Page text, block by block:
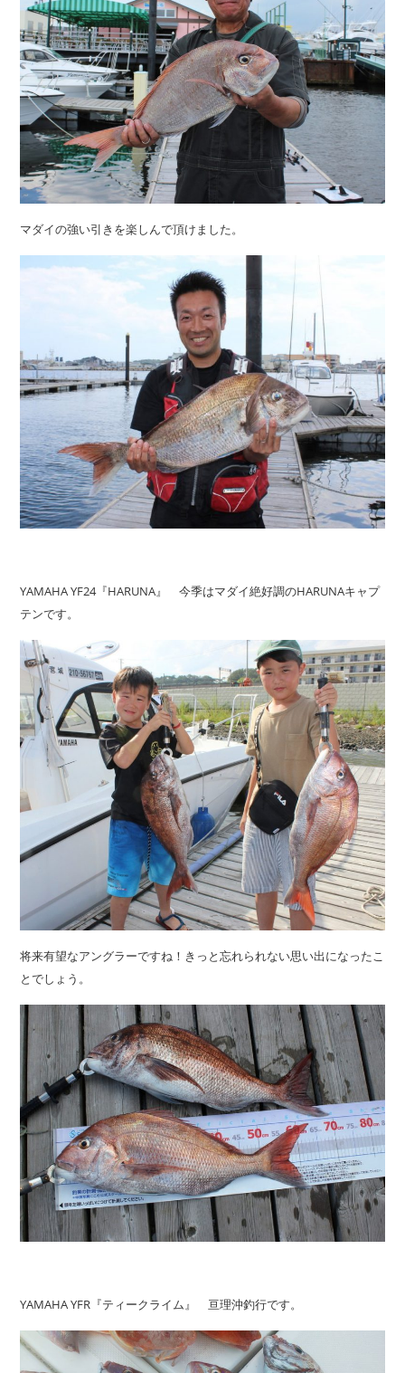
マダイの強い引きを楽しんで頂けました。
YAMAHA YF24『HARUNA』 今季はマダイ絶好調のHARUNAキャプ
テンです。
将来有望なアングラーですね！きっと忘れられない思い出になったこ
とでしょう。
YAMAHA YFR『ティークライム』 亘理沖釣行です。